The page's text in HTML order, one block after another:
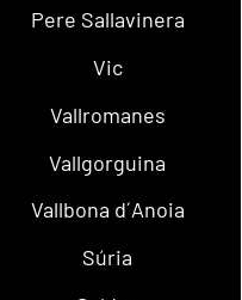
Pere Sallavinera
Vic
Vallromanes
Vallgorguina
Vallbona d´Anoia
Súria